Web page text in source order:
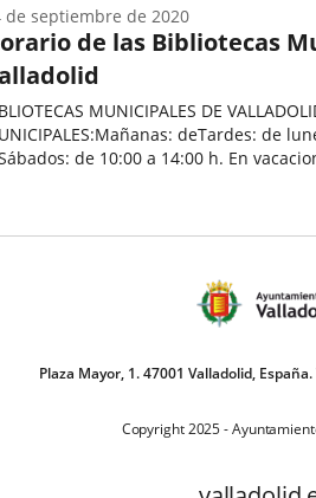
de las Bibliotecas
MUNICIPALES DE
deTardes: de
de 10:00 a 14:00 h. En vacaciones escolares: dePUNTOS DE
de septiembre de 2020
Plaza Mayor, 1. 47001 Valladolid,
Copyright 2025 -